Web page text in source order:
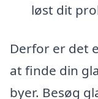
løst dit
Derfor er det
at finde din
byer. Besøg